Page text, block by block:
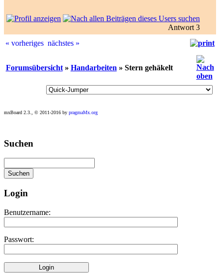
Antwort 3
« vorheriges nächstes »
Forumsübersicht» Handarbeiten » Stern gehäkelt
mxBoard 2.3., © 2011-2016 by pragmaMx.org
Play
best
casino
at
site
https://onlineslots.money/
Suchen
Login
Benutzername:
Passwort: